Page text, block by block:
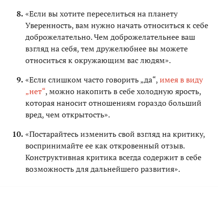
«Если вы хотите переселиться на планету
Уверенность, вам нужно начать относиться к себе
доброжелательно. Чем доброжелательнее ваш
взгляд на себя, тем дружелюбнее вы можете
относиться к окружающим вас людям».
«Если слишком часто говорить „да“,имея в виду
„нет“, можно накопить в себе холодную ярость,
которая наносит отношениям гораздо больший
вред, чем открытость».
«Постарайтесь изменить свой взгляд на критику,
воспринимайте ее как откровенный отзыв.
Конструктивная критика всегда содержит в себе
возможность для дальнейшего развития».